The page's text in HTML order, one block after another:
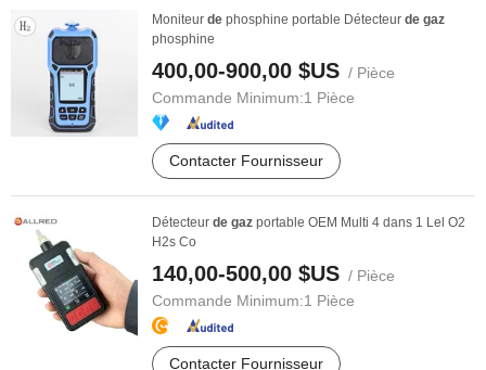
Moniteur de phosphine portable Détecteur de gaz
phosphine
400,00-900,00 $US / Pièce
Commande Minimum:1 Pièce
Contacter Fournisseur
Détecteur de gaz portable OEM Multi 4 dans 1 Lel O2
H2s Co
140,00-500,00 $US / Pièce
Commande Minimum:1 Pièce
Contacter Fournisseur